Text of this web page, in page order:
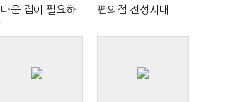
다운 집이 필요하
편의점 전성시대